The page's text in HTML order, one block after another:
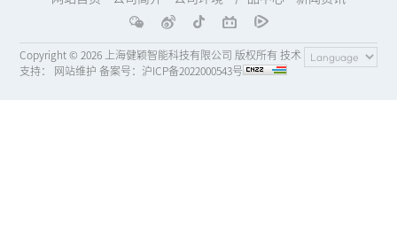
Copyright ©2026 上海健颖智能科技有限公司 版权所有 技术
支持： 网站维护 备案号：沪ICP备2022000543号